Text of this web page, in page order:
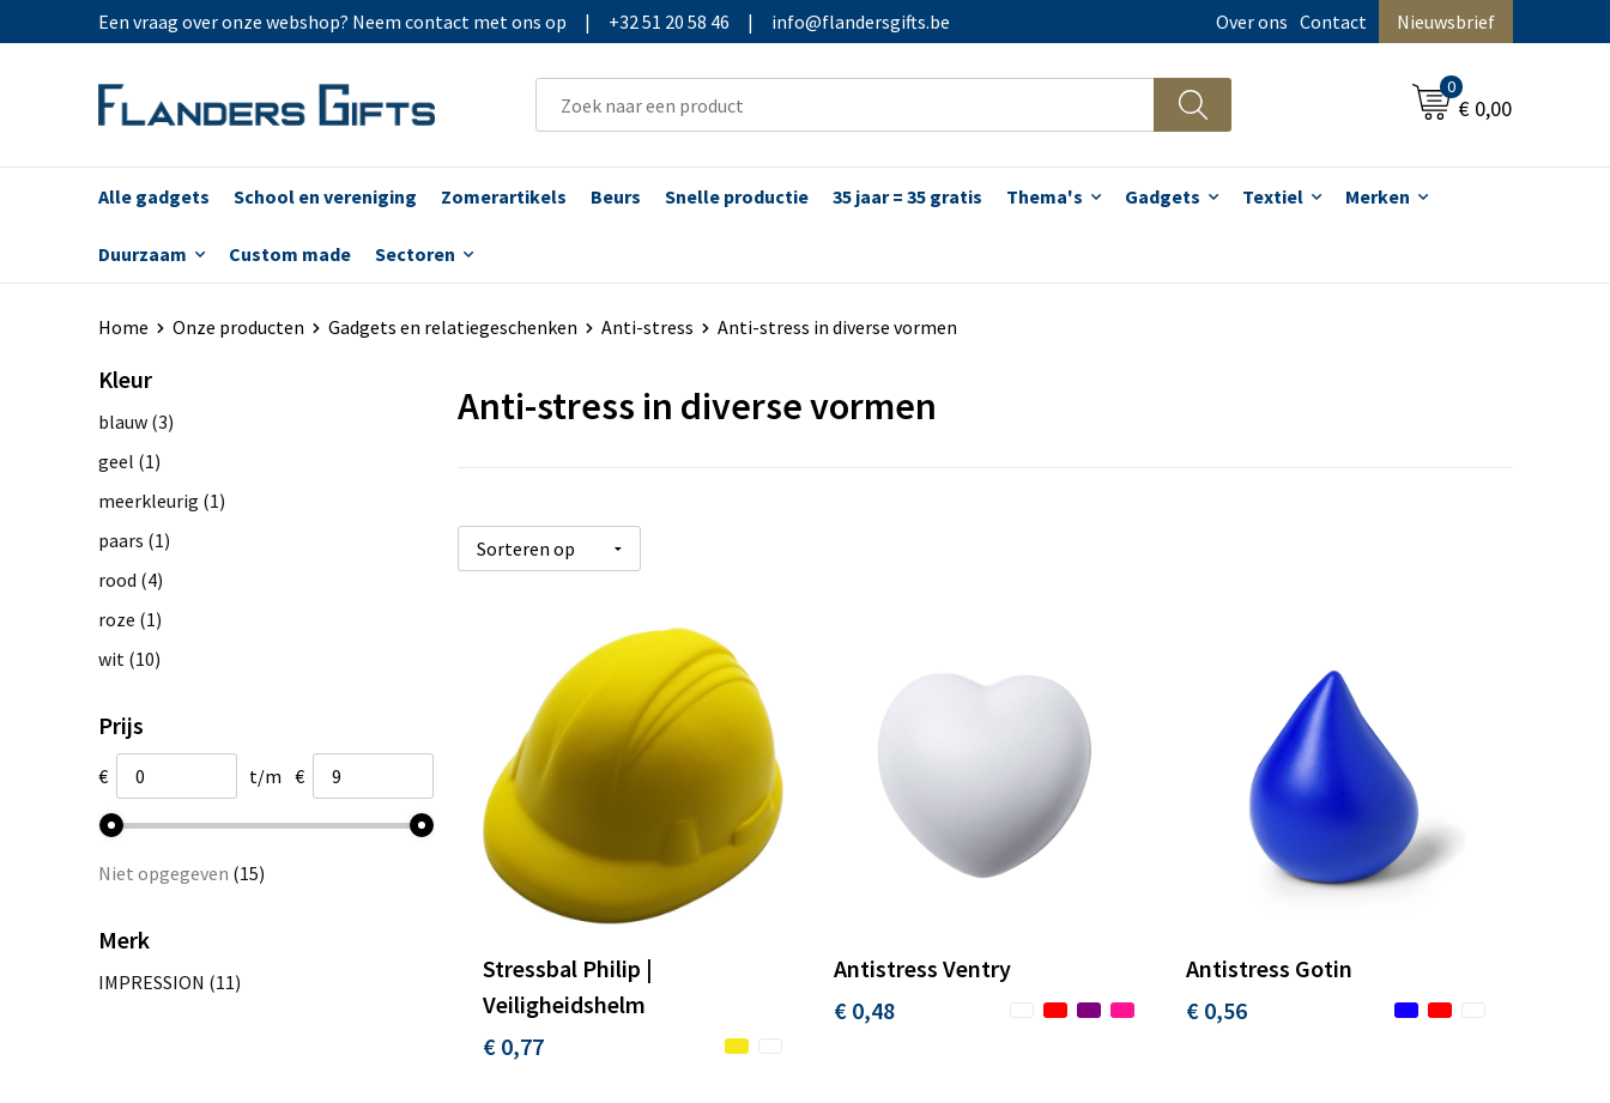
Een vraag over onze webshop? Neem contact met ons op | +32 51 20 58 46 | info@flandersgifts.be Over ons Contact Nieuwsbrief
0
€ 0,00
Alle gadgets School en vereniging Zomerartikels Beurs Snelle productie 35 jaar = 35 gratis Thema's Gadgets Textiel Merken
Duurzaam Custom made Sectoren
Home Onze producten Gadgets en relatiegeschenken Anti-stress Anti-stress in diverse vormen
Kleur
blauw (3)
geel (1)
meerkleurig (1)
paars (1)
rood (4)
roze (1)
wit (10)
Prijs
€ t/m €
Niet opgegeven (15)
Merk
IMPRESSION (11)
Anti-stress in diverse vormen
Stressbal Philip |
Veiligheidshelm
€ 0,77
Antistress Ventry
€ 0,48
Antistress Gotin
€ 0,56